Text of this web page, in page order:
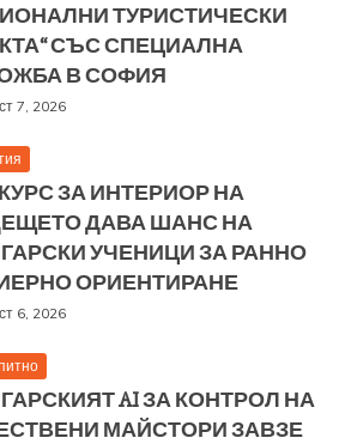
ТУРИСТИЧЕСКИ
СЪС СПЕЦИАЛНА
В СОФИЯ
7, 2026
ЗА ИНТЕРИОР НА
ДАВА ШАНС НА
УЧЕНИЦИ ЗА РАННО
ОРИЕНТИРАНЕ
6, 2026
AI ЗА КОНТРОЛ НА
МАЙСТОРИ ЗАВЗЕ